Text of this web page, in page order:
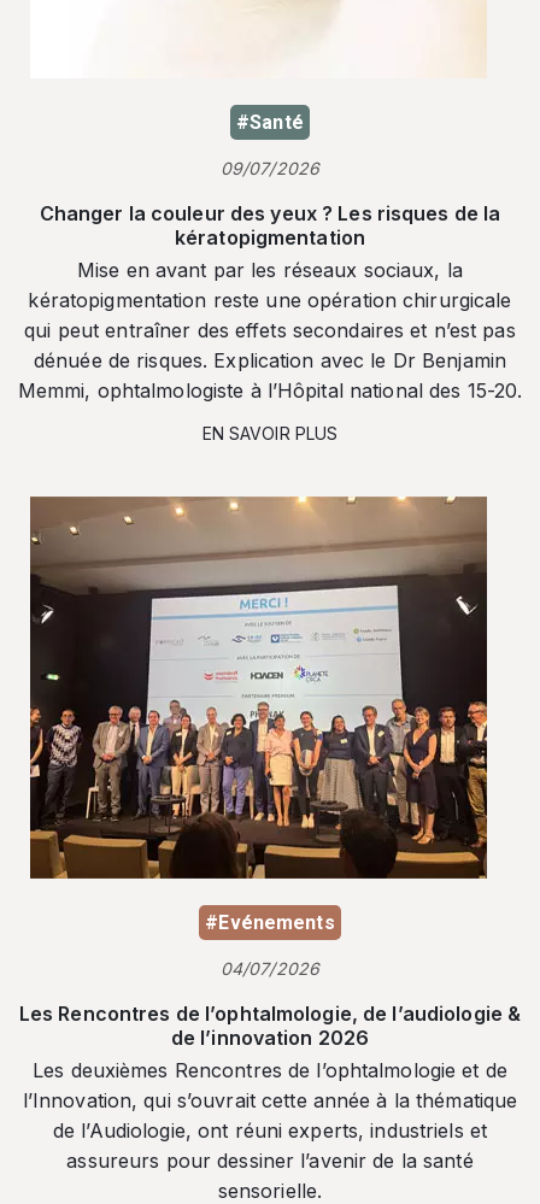
#Santé
09/07/2026
Changer la couleur des yeux ? Les risques de la
kératopigmentation
Mise en avant par les réseaux sociaux, la
kératopigmentation reste une opération chirurgicale
qui peut entraîner des effets secondaires et n’est pas
dénuée de risques. Explication avec le Dr Benjamin
Memmi, ophtalmologiste à l’Hôpital national des 15-20.
EN SAVOIR PLUS
#Evénements
04/07/2026
Les Rencontres de l’ophtalmologie, de l’audiologie &
de l’innovation 2026
Les deuxièmes Rencontres de l’ophtalmologie et de
l’Innovation, qui s’ouvrait cette année à la thématique
de l’Audiologie, ont réuni experts, industriels et
assureurs pour dessiner l’avenir de la santé
sensorielle.